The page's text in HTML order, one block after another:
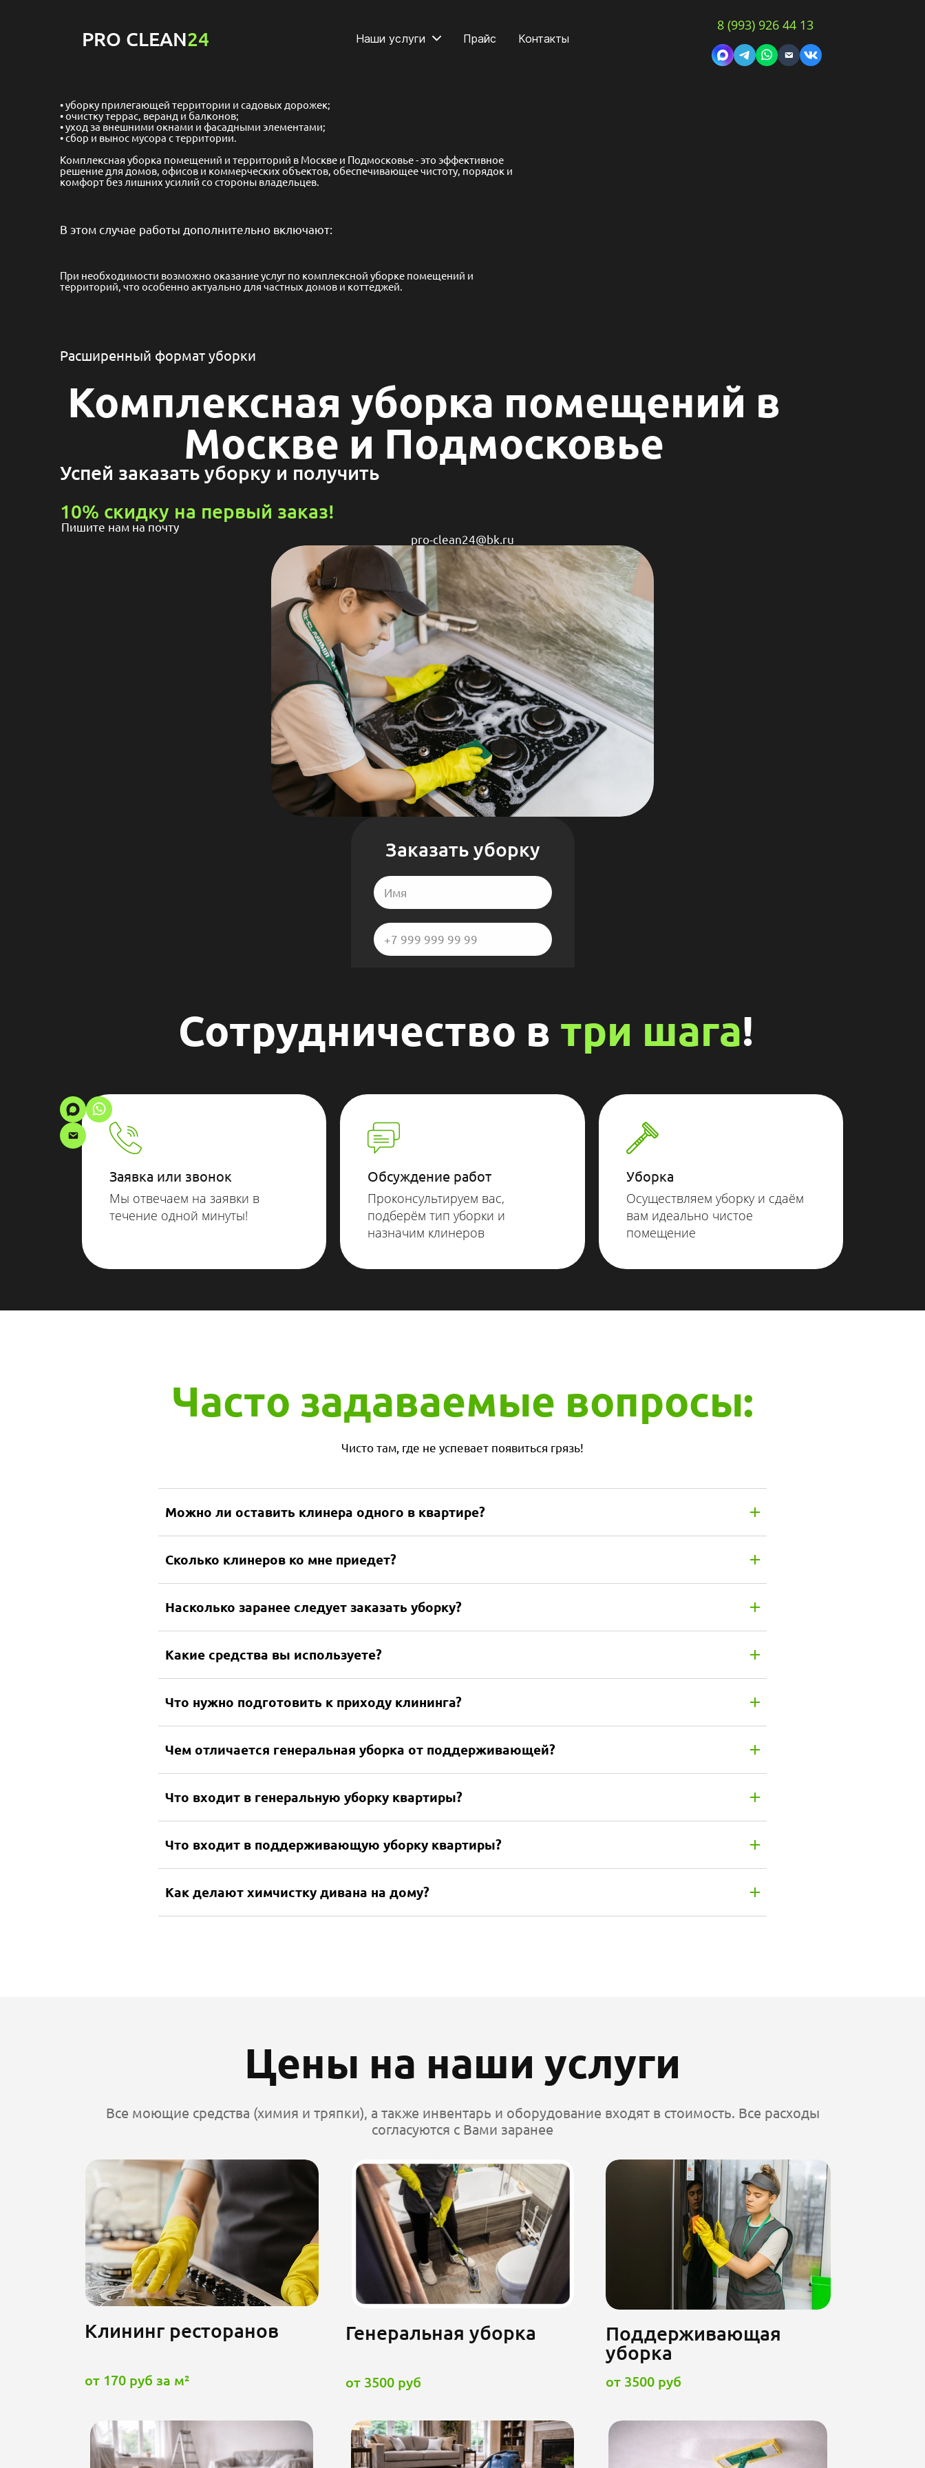
PRO CLEAN24 Наши услуги Прайс Контакты
8 (993) 926 44 13
уборку прилегающей территории и садовых дорожек;
очистку террас, веранд и балконов;
уход за внешними окнами и фасадными элементами;
сбор и вынос мусора с территории.
Комплексная уборка помещений и территорий в Москве и Подмосковье - это эффективное
решение для домов, офисов и коммерческих объектов, обеспечивающее чистоту, порядок и
комфорт без лишних усилий со стороны владельцев.
В этом случае работы дополнительно включают:
При необходимости возможно оказание услуг по комплексной уборке помещений и
территорий, что особенно актуально для частных домов и коттеджей.
Расширенный формат уборки
Комплексная уборка помещений в
Москве и Подмосковье
Успей заказать уборку и получить
10% скидку на первый заказ!
Пишите нам на почту
pro-clean24@bk.ru
Заказать уборку
Я принимаюПоложение
Пользовательское соглашение
и даю
Всегда на связи
и готовы
ответить
на вопросы
Оплачиваете уборку только после приемки
Более 100 выполненных уборок в Москве
Сотрудничество в три шага!
Заявка или звонок
Мы отвечаем на заявки в
течение одной минуты!
Обсуждение работ
Проконсультируем вас,
подберём тип уборки и
назначим клинеров
Уборка
Осуществляем уборку и сдаём
вам идеально чистое
помещение
Часто задаваемые вопросы:
Чисто там, где не успевает появиться грязь!
Можно ли оставить клинера одного в квартире?
Сколько клинеров ко мне приедет?
Насколько заранее следует заказать уборку?
Какие средства вы используете?
Что нужно подготовить к приходу клининга?
Чем отличается генеральная уборка от поддерживающей?
Что входит в генеральную уборку квартиры?
Что входит в поддерживающую уборку квартиры?
Как делают химчистку дивана на дому?
Цены на наши услуги
Все моющие средства (химия и тряпки), а также инвентарь и оборудование входят в стоимость. Все расходы
согласуются с Вами заранее
Клининг ресторанов
от 170 руб за м²
Генеральная уборка
от 3500 руб
Поддерживающая
уборка
от 3500 руб